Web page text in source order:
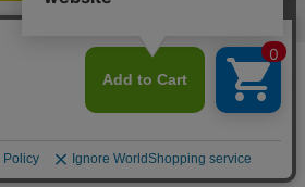
SLEEPY. All rights reserved.